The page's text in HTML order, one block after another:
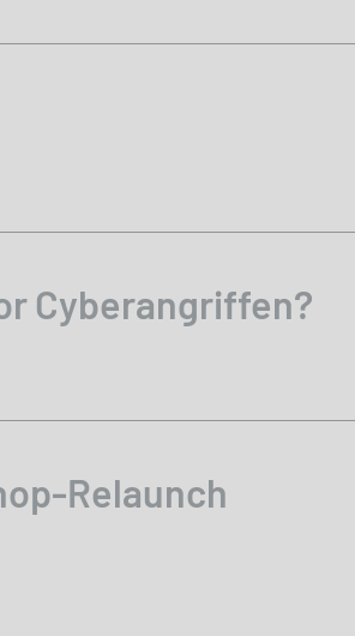
Cyberangriffen?
Relaunch